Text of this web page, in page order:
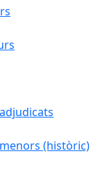
(històric)